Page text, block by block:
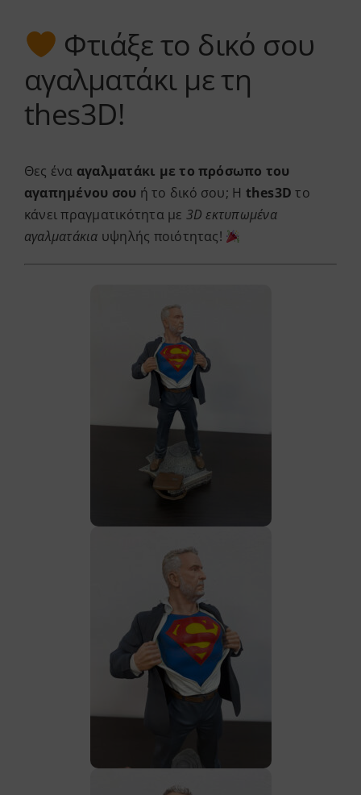
Academy
Blog
Επικοινωνία
Φτιάξε το δικό σου
αγαλματάκι με τη
thes3D!
Θες ένα αγαλματάκι με το πρόσωπο του
αγαπημένου σου ή το δικό σου; Η thes3D το
κάνει πραγματικότητα με 3D εκτυπωμένα
αγαλματάκια υψηλής ποιότητας!